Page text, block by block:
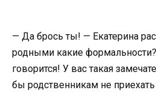
— Да брось ты! — Екатерина
родными какие
говорится! У вас такая
бы родственникам не приехать